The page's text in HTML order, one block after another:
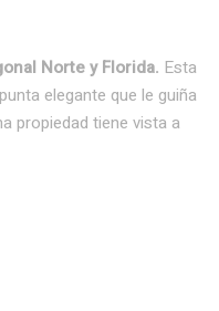
Norte y Florida. Esta
elegante que le guiña
propiedad tiene vista a